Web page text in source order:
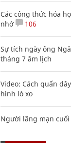
Các công thức hóa
nhớ
106
Sự tích ngày ông
tháng 7 âm lịch
Video: Cách quấn
hình lò xo
Người lãng mạn